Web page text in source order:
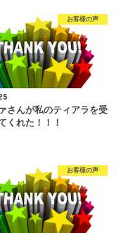
お客様の声
さんが私のティアラを受
くれた！！！
お客様の声